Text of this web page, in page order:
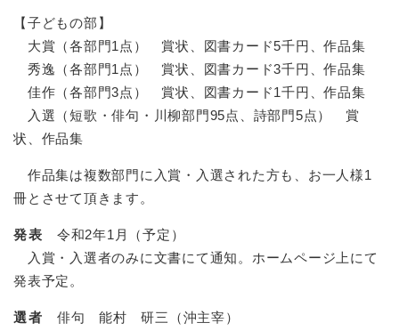
【子どもの部】
大賞（各部門1点） 賞状、図書カード5千円、作品集
秀逸（各部門1点） 賞状、図書カード3千円、作品集
佳作（各部門3点） 賞状、図書カード1千円、作品集
入選（短歌・俳句・川柳部門95点、詩部門5点） 賞
状、作品集
作品集は複数部門に入賞・入選された方も、お一人様1
冊とさせて頂きます。
発表 令和2年1月（予定）
入賞・入選者のみに文書にて通知。ホームページ上にて
発表予定。
選者 俳句 能村 研三（沖主宰）